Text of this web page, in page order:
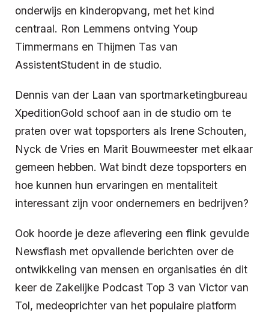
onderwijs en kinderopvang, met het kind
centraal. Ron Lemmens ontving Youp
Timmermans en Thijmen Tas van
AssistentStudent in de studio.
Dennis van der Laan van sportmarketingbureau
XpeditionGold schoof aan in de studio om te
praten over wat topsporters als Irene Schouten,
Nyck de Vries en Marit Bouwmeester met elkaar
gemeen hebben. Wat bindt deze topsporters en
hoe kunnen hun ervaringen en mentaliteit
interessant zijn voor ondernemers en bedrijven?
Ook hoorde je deze aflevering een flink gevulde
Newsflash met opvallende berichten over de
ontwikkeling van mensen en organisaties én dit
keer de Zakelijke Podcast Top 3 van Victor van
Tol, medeoprichter van het populaire platform